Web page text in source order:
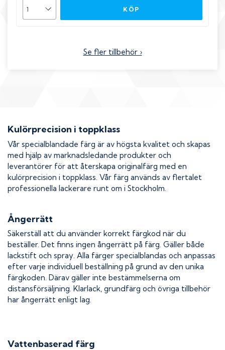
KÖP
Se fler tillbehör ›
Kulörprecision i toppklass
Vår specialblandade färg är av högsta kvalitet och skapas
med hjälp av marknadsledande produkter och
leverantörer för att återskapa originalfärg med en
kulörprecision i toppklass. Vår färg används av flertalet
professionella lackerare runt om i Stockholm.
Ångerrätt
Säkerställ att du använder korrekt färgkod när du
beställer. Det finns ingen ångerrätt på färg. Gäller både
lackstift och spray. Alla färger specialblandas och anpassas
efter varje individuell beställning på grund av den unika
färgkoden. Därav gäller inte bestämmelserna om
distansförsäljning. Klarlack, grundfärg och övriga tillbehör
har ångerrätt enligt lag.
Vattenbaserad färg